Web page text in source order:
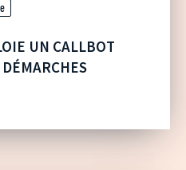
UN CALLBOT